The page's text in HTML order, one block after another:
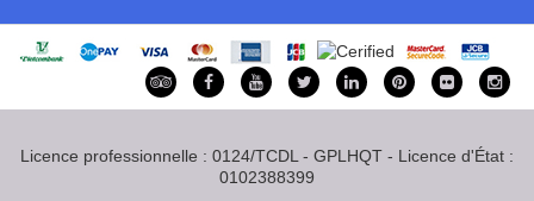
Licence professionnelle : 0124/TCDL - GPLHQT - Licence d'État :
0102388399